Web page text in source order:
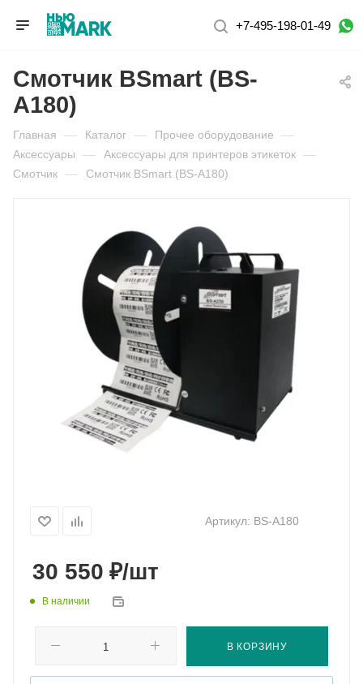
+7-495-198-01-49
Смотчик BSmart (BS-
A180)
Главная — Каталог — Прочее оборудование —
Аксессуары — Аксессуары для принтеров этикеток —
Смотчик — Смотчик BSmart (BS-A180)
Артикул: BS-A180
30 550 ₽/шт
В наличии
В КОРЗИНУ